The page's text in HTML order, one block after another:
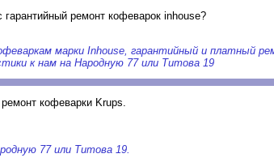
ремонт кофеварок inhouse?
марки Inhouse, гарантийный и платный
к нам на Народную 77 или Титова 19
кофеварки Krups.
77 или Титова 19.